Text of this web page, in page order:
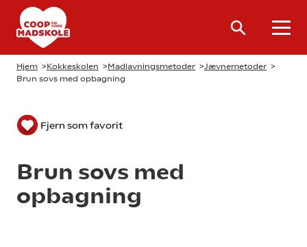
Hjem >Kokkeskolen >Madlavningsmetoder >Jævnemetoder >
Brun sovs med opbagning
Fjern som favorit
Brun sovs med
opbagning